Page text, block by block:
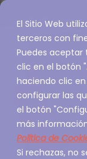
El Sitio Web
terceros con
Puedes aceptar
clic en el botón
haciendo clic en
configurar las
el botón
más
Política de
Si rechazas, no